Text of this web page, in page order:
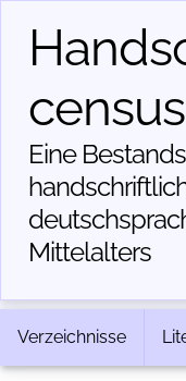
census
Eine
Mittelalters
Verzeichnisse